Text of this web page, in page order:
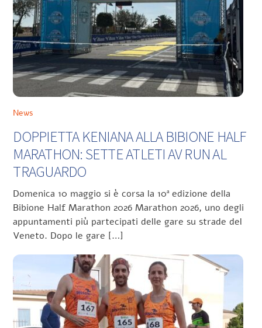
News
DOPPIETTA KENIANA ALLA BIBIONE HALF
MARATHON: SETTE ATLETI AV RUN AL
TRAGUARDO
Domenica 10 maggio si è corsa la 10ª edizione della
Bibione Half Marathon 2026 Marathon 2026, uno degli
appuntamenti più partecipati delle gare su strade del
Veneto. Dopo le gare […]